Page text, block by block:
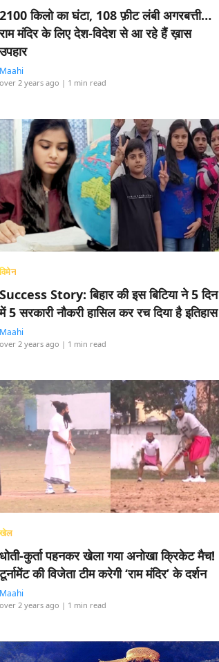
2100 किलो का घंटा, 108 फ़ीट लंबी अगरबत्ती…
राम मंदिर के लिए देश-विदेश से आ रहे हैं ख़ास
उपहार
Maahi
over 2 years ago | 1 min read
विमेन
Success Story: बिहार की इस बिटिया ने 5 दिन
में 5 सरकारी नौकरी हासिल कर रच दिया है इतिहास
Maahi
over 2 years ago | 1 min read
खेल
धोती-कुर्ता पहनकर खेला गया अनोखा क्रिकेट मैच!
टूर्नामेंट की विजेता टीम करेगी ‘राम मंदिर’ के दर्शन
Maahi
over 2 years ago | 1 min read